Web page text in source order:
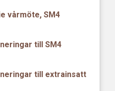
vårmöte, SM4
till SM4
till extrainsatt